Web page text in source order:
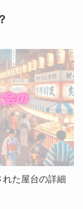
た屋台の詳細